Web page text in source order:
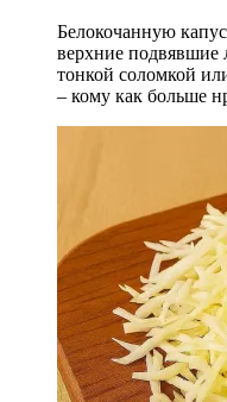
Белокочанную
верхние подвявшие
тонкой соломкой
– кому как больше